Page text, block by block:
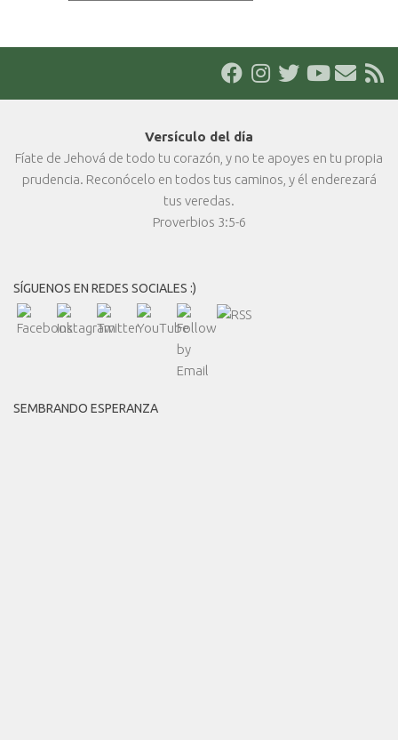
Versículo del día
Fíate de Jehová de todo tu corazón, y no te apoyes en tu propia
prudencia. Reconócelo en todos tus caminos, y él enderezará
tus veredas.
Proverbios 3:5-6
SÍGUENOS EN REDES SOCIALES :)
SEMBRANDO ESPERANZA